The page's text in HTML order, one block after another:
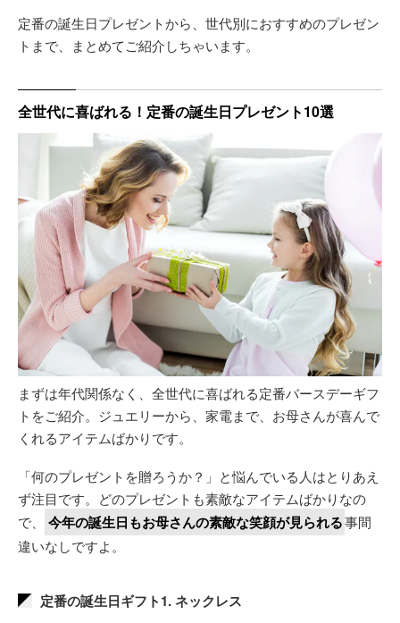
定番の誕生日プレゼントから、世代別におすすめのプレゼン
トまで、まとめてご紹介しちゃいます。
全世代に喜ばれる！定番の誕生日プレゼント10選
まずは年代関係なく、全世代に喜ばれる定番バースデーギフ
トをご紹介。ジュエリーから、家電まで、お母さんが喜んで
くれるアイテムばかりです。
「何のプレゼントを贈ろうか？」と悩んでいる人はとりあえ
ず注目です。どのプレゼントも素敵なアイテムばかりなの
で、
今年の誕生日もお母さんの素敵な笑顔が見られる事間
違いなしですよ。
定番の誕生日ギフト1. ネックレス